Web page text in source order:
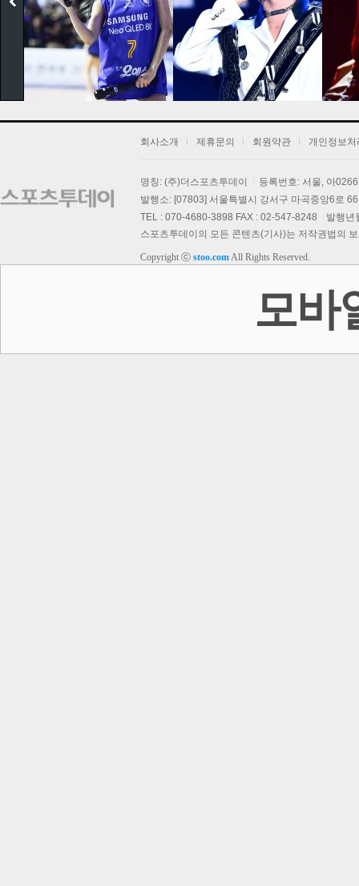
회사소개 제휴문의 회원약관 개인정보처
명칭: (주)더스포츠투데이
등록번호: 서울, 아
발행소: [07803] 서울특별시 강서구 마곡중앙6로
TEL : 070-4680-3898 FAX : 02-547-8248
발행년
스포츠투데이의 모든 콘텐츠(기사)는 저작권법의
Copyright ⓒ stoo.comAll Rights Reserved.
모바